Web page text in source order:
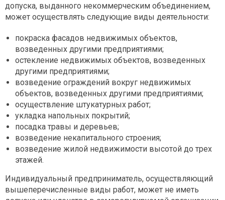
допуска, выданного некоммерческим объединением,
может осуществлять следующие виды деятельности:
покраска фасадов недвижимых объектов,
возведенных другими предприятиями;
остекление недвижимых объектов, возведенных
другими предприятиями;
возведение ограждений вокруг недвижимых
объектов, возведенных другими предприятиями;
осуществление штукатурных работ;
укладка напольных покрытий;
посадка травы и деревьев;
возведение некапитального строения;
возведение жилой недвижимости высотой до трех
этажей.
Индивидуальный предприниматель, осуществляющий
вышеперечисленные виды работ, может не иметь